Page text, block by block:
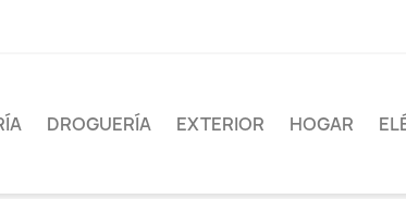
DROGUERÍA EXTERIOR HOGAR